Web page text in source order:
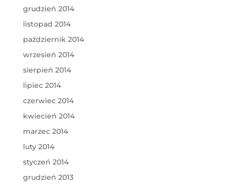
grudzień 2014
listopad 2014
październik 2014
wrzesień 2014
sierpień 2014
lipiec 2014
czerwiec 2014
kwiecień 2014
marzec 2014
luty 2014
styczeń 2014
grudzień 2013